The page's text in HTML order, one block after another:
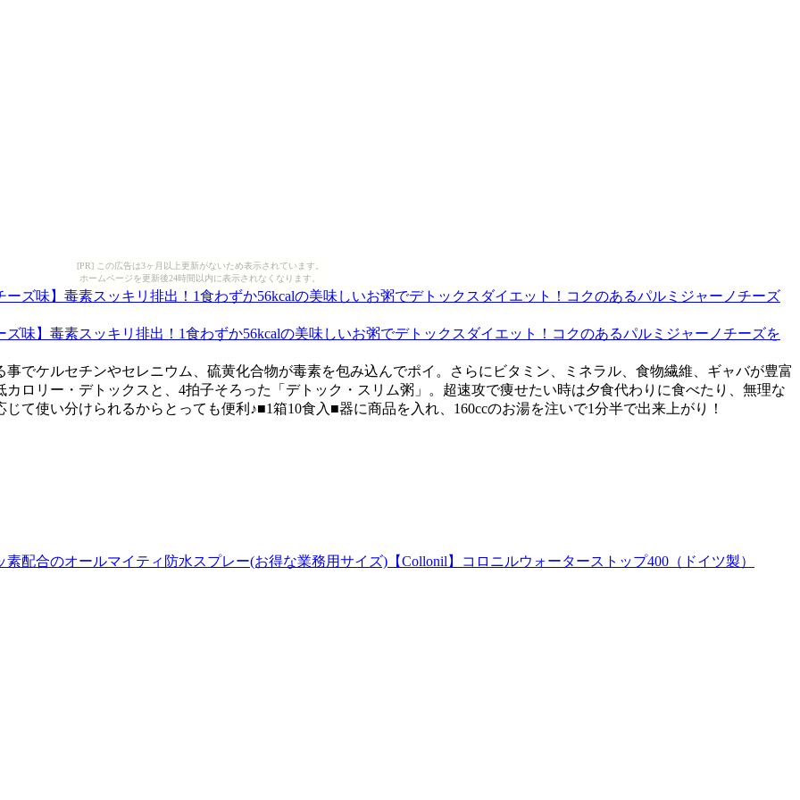
[PR] この広告は3ヶ月以上更新がないため表示されています。
ホームページを更新後24時間以内に表示されなくなります。
味】毒素スッキリ排出！1食わずか56kcalの美味しいお粥でデトックスダイエット！コクのあるパルミジャーノチーズを
でケルセチンやセレニウム、硫黄化合物が毒素を包み込んでポイ。さらにビタミン、ミネラル、食物繊維、ギャバが豊富
ロリー・デトックスと、4拍子そろった「デトック・スリム粥」。超速攻で痩せたい時は夕食代わりに食べたり、無理な
て使い分けられるからとっても便利♪■1箱10食入■器に商品を入れ、160ccのお湯を注いで1分半で出来上がり！
配合のオールマイティ防水スプレー(お得な業務用サイズ)【Collonil】コロニルウォーターストップ400（ドイツ製）